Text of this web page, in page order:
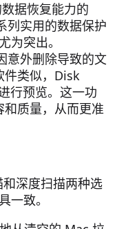
据恢复能力的
列实用的数据保护
为突出。
意外删除导致的文
件类似，Disk
行预览。这一功
质量，从而更准
深度扫描两种选
一致。